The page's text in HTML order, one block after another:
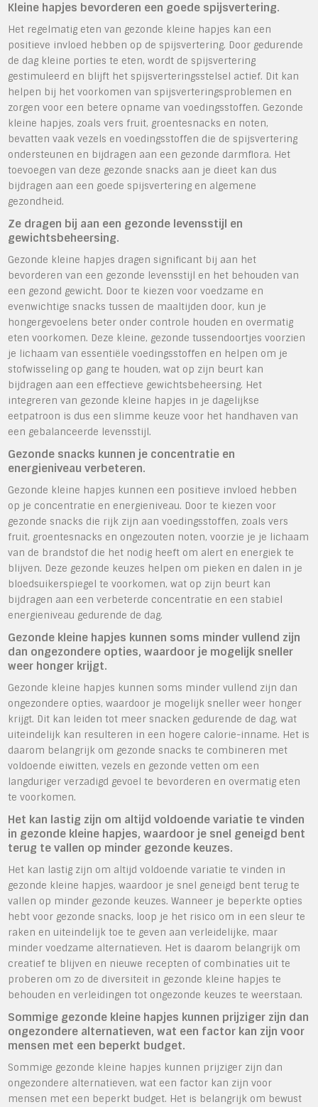
Kleine hapjes bevorderen een goede spijsvertering.
Het regelmatig eten van gezonde kleine hapjes kan een
positieve invloed hebben op de spijsvertering. Door gedurende
de dag kleine porties te eten, wordt de spijsvertering
gestimuleerd en blijft het spijsverteringsstelsel actief. Dit kan
helpen bij het voorkomen van spijsverteringsproblemen en
zorgen voor een betere opname van voedingsstoffen. Gezonde
kleine hapjes, zoals vers fruit, groentesnacks en noten,
bevatten vaak vezels en voedingsstoffen die de spijsvertering
ondersteunen en bijdragen aan een gezonde darmflora. Het
toevoegen van deze gezonde snacks aan je dieet kan dus
bijdragen aan een goede spijsvertering en algemene
gezondheid.
Ze dragen bij aan een gezonde levensstijl en
gewichtsbeheersing.
Gezonde kleine hapjes dragen significant bij aan het
bevorderen van een gezonde levensstijl en het behouden van
een gezond gewicht. Door te kiezen voor voedzame en
evenwichtige snacks tussen de maaltijden door, kun je
hongergevoelens beter onder controle houden en overmatig
eten voorkomen. Deze kleine, gezonde tussendoortjes voorzien
je lichaam van essentiële voedingsstoffen en helpen om je
stofwisseling op gang te houden, wat op zijn beurt kan
bijdragen aan een effectieve gewichtsbeheersing. Het
integreren van gezonde kleine hapjes in je dagelijkse
eetpatroon is dus een slimme keuze voor het handhaven van
een gebalanceerde levensstijl.
Gezonde snacks kunnen je concentratie en
energieniveau verbeteren.
Gezonde kleine hapjes kunnen een positieve invloed hebben
op je concentratie en energieniveau. Door te kiezen voor
gezonde snacks die rijk zijn aan voedingsstoffen, zoals vers
fruit, groentesnacks en ongezouten noten, voorzie je je lichaam
van de brandstof die het nodig heeft om alert en energiek te
blijven. Deze gezonde keuzes helpen om pieken en dalen in je
bloedsuikerspiegel te voorkomen, wat op zijn beurt kan
bijdragen aan een verbeterde concentratie en een stabiel
energieniveau gedurende de dag.
Gezonde kleine hapjes kunnen soms minder vullend zijn
dan ongezondere opties, waardoor je mogelijk sneller
weer honger krijgt.
Gezonde kleine hapjes kunnen soms minder vullend zijn dan
ongezondere opties, waardoor je mogelijk sneller weer honger
krijgt. Dit kan leiden tot meer snacken gedurende de dag, wat
uiteindelijk kan resulteren in een hogere calorie-inname. Het is
daarom belangrijk om gezonde snacks te combineren met
voldoende eiwitten, vezels en gezonde vetten om een
langduriger verzadigd gevoel te bevorderen en overmatig eten
te voorkomen.
Het kan lastig zijn om altijd voldoende variatie te vinden
in gezonde kleine hapjes, waardoor je snel geneigd bent
terug te vallen op minder gezonde keuzes.
Het kan lastig zijn om altijd voldoende variatie te vinden in
gezonde kleine hapjes, waardoor je snel geneigd bent terug te
vallen op minder gezonde keuzes. Wanneer je beperkte opties
hebt voor gezonde snacks, loop je het risico om in een sleur te
raken en uiteindelijk toe te geven aan verleidelijke, maar
minder voedzame alternatieven. Het is daarom belangrijk om
creatief te blijven en nieuwe recepten of combinaties uit te
proberen om zo de diversiteit in gezonde kleine hapjes te
behouden en verleidingen tot ongezonde keuzes te weerstaan.
Sommige gezonde kleine hapjes kunnen prijziger zijn dan
ongezondere alternatieven, wat een factor kan zijn voor
mensen met een beperkt budget.
Sommige gezonde kleine hapjes kunnen prijziger zijn dan
ongezondere alternatieven, wat een factor kan zijn voor
mensen met een beperkt budget. Het is belangrijk om bewust